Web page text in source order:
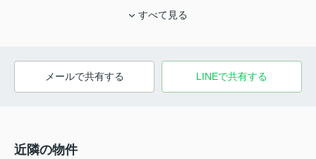
すべて見る
メールで共有する LINEで共有する
近隣の物件